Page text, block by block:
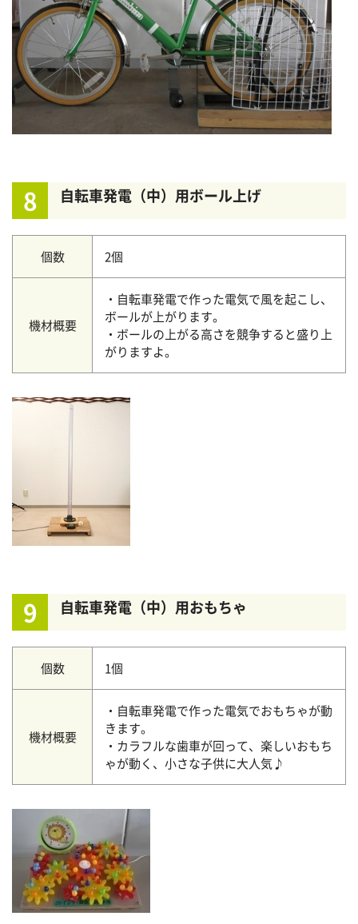
8 自転車発電（中）用ボール上げ
個数 2個
機材概要
・自転車発電で作った電気で風を起こし、
ボールが上がります。
・ボールの上がる高さを競争すると盛り上
がりますよ。
9 自転車発電（中）用おもちゃ
個数 1個
機材概要
・自転車発電で作った電気でおもちゃが動
きます。
・カラフルな歯車が回って、楽しいおもち
ゃが動く、小さな子供に大人気♪